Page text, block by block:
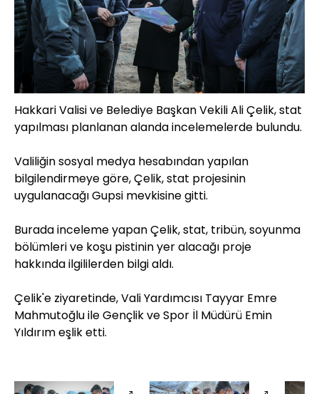
Hakkari Valisi ve Belediye Başkan Vekili Ali Çelik, stat
yapılması planlanan alanda incelemelerde bulundu.
Valiliğin sosyal medya hesabından yapılan
bilgilendirmeye göre, Çelik, stat projesinin
uygulanacağı Gupsi mevkisine gitti.
Burada inceleme yapan Çelik, stat, tribün, soyunma
bölümleri ve koşu pistinin yer alacağı proje
hakkında ilgililerden bilgi aldı.
Çelik'e ziyaretinde, Vali Yardımcısı Tayyar Emre
Mahmutoğlu ile Gençlik ve Spor İl Müdürü Emin
Yıldırım eşlik etti.